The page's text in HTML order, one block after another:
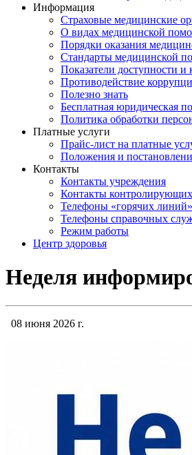
Информация
Страховые медицинские
О видах медицинской
Порядки оказания
Стандарты медицинской
Показатели доступности
Противодействие
Полезно знать
Бесплатная юридическая
Политика обработки
Платные услуги
Прайс-лист на платные
Положения и
Контакты
Контакты учреждения
Контакты
Телефоны «горячих линий»
Телефоны справочных
Режим работы
Центр здоровья
Неделя
08 июня 2026 г.